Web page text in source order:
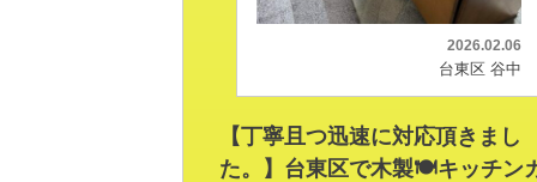
2026.02.06
台東区 谷中
【丁寧且つ迅速に対応頂きまし
た。】台東区で木製🍽️キッチン